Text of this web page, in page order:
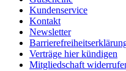
Kundenservice
Kontakt
Newsletter
Verträge hier kündigen
Mitgliedschaft